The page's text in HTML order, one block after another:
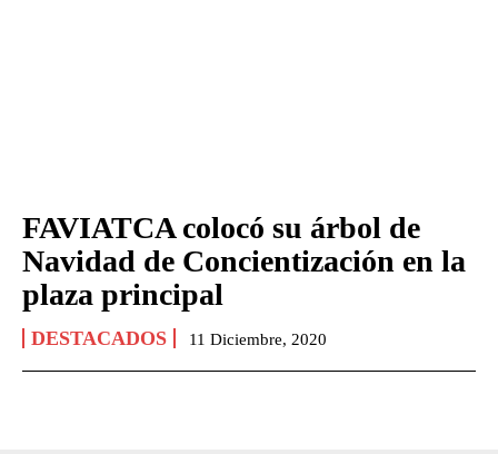
FAVIATCA colocó su árbol de
Navidad de Concientización en la
plaza principal
DESTACADOS 11 Diciembre, 2020